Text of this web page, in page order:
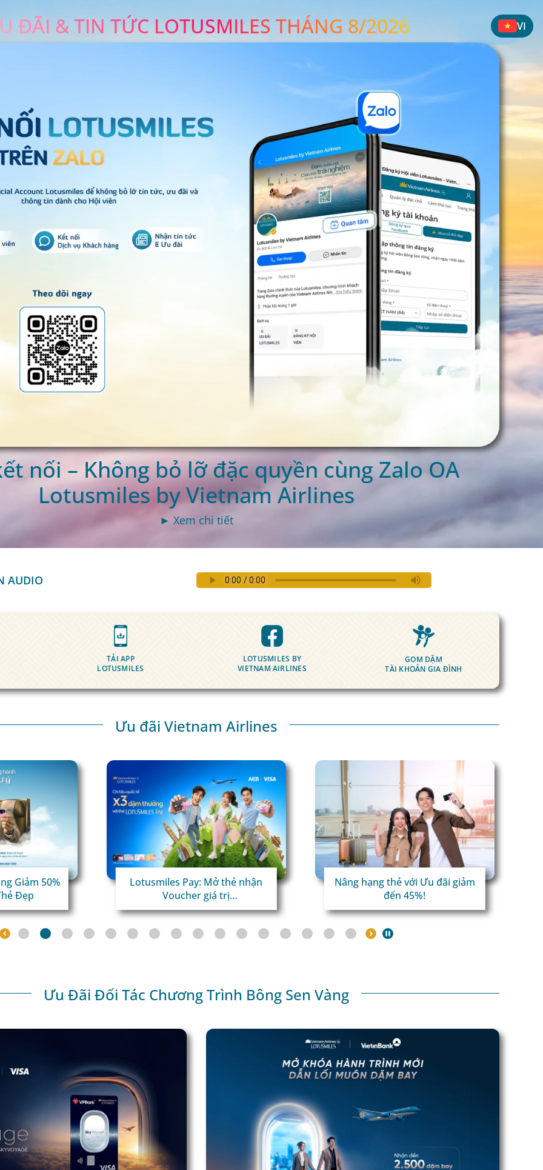
VI
ĐÃI & TIN TỨC LOTUSMILES THÁNG 8/2026
nối – Không bỏ lỡ đặc quyền cùng Zalo OA
Lotusmiles by Vietnam Airlines
► Xem chi tiết
AUDIO
TẢI APP
LOTUSMILES
LOTUSMILES BY
VIETNAM AIRLINES
GOM DẶM
TÀI KHOẢN GIA ĐÌNH
Ưu đãi Vietnam Airlines
Giảm 50%
Đẹp
Lotusmiles Pay: Mở thẻ nhận
Voucher giá trị
Chi tiêu quốc tế x3 dặm
Nâng hạng thẻ với Ưu đãi giảm
đến 45%!
Ưu Đãi Đối Tác Chương Trình Bông Sen Vàng